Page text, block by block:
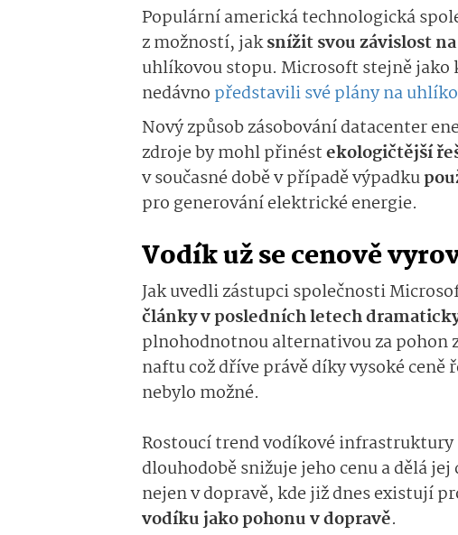
Populární americká technologická
z možností, jaksnížit svou závislost
uhlíkovou stopu. Microsoft stejně
nedávno představili své plány na
Nový způsob zásobování datacenter
zdroje by mohl přinéstekologičtější
v současné době v případě výpadku
pro generování elektrické energie.
Vodík už se cenově
Jak uvedli zástupci společnosti
články v posledních letech
plnohodnotnou alternativou za pohon
naftu což dříve právě díky vysoké ceně
nebylo možné.
Rostoucí trend vodíkové
dlouhodobě snižuje jeho cenu a dělá
nejen v dopravě, kde již dnes existují
vodíku jako pohonu v dopravě.